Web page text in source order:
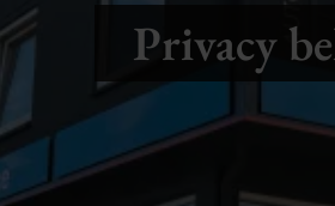
Privacy